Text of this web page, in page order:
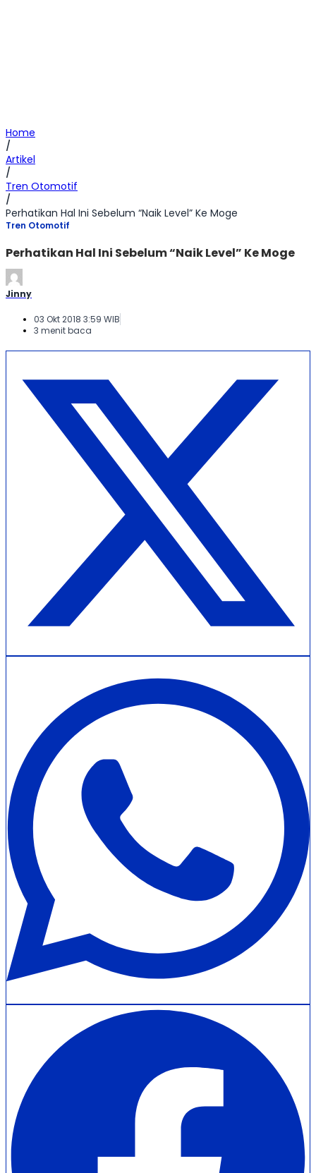
Home
/
Artikel
/
Tren Otomotif
/
Perhatikan Hal Ini Sebelum “Naik Level” Ke Moge
Tren Otomotif
Perhatikan Hal Ini Sebelum “Naik Level” Ke Moge
Jinny
03 Okt 2018 3:59 WIB
3 menit baca